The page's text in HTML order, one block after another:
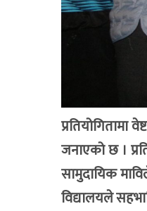
जनाएको छ ।
सामुदायिक
विद्यालयले